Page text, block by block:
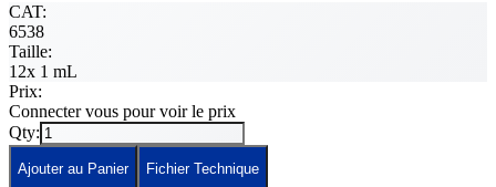
CAT:
6538
Taille:
12x 1 mL
Prix:
Connecter vous pour voir le prix
Qty:
Ajouter au Panier Fichier Technique